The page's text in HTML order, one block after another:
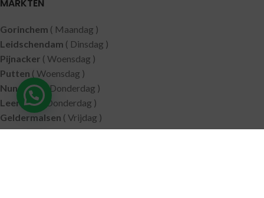
MARKTEN
Gorinchem ( Maandag )
Leidschendam ( Dinsdag )
Pijnacker ( Woensdag )
Putten ( Woensdag )
Nunspeet( Donderdag )
Leerdam( Donderdag )
Geldermalsen ( Vrijdag )